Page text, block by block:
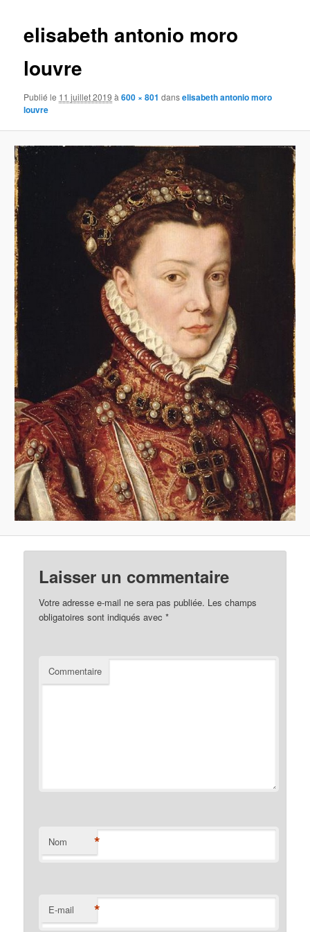
elisabeth antonio moro
louvre
Publié le 11 juillet 2019 à600 × 801 danselisabeth antonio moro
louvre
Laisser un commentaire
Votre adresse e-mail ne sera pas publiée. Les champs
obligatoires sont indiqués avec*
Commentaire
Nom *
E-mail *